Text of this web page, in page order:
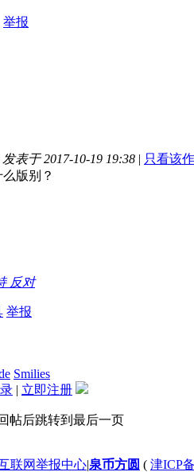
举报
发表于 2017-10-19 19:38 | 只看该
版别？
反对
举报
Smilies
| 立即注册
帖后跳转到最后一页
联网举报中心|泉币方圆 ( 津ICP